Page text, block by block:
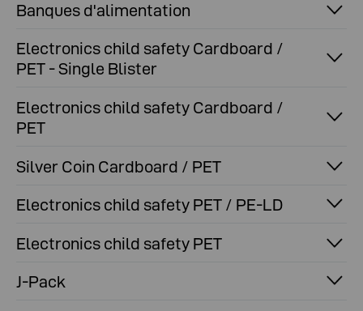
Banques d'alimentation
Electronics child safety Cardboard /
PET - Single Blister
Electronics child safety Cardboard /
PET
Silver Coin Cardboard / PET
Electronics child safety PET / PE-LD
Electronics child safety PET
J-Pack